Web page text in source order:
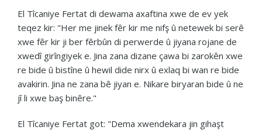
El Tîcaniye Fertat di dewama axaftina xwe de ev yek
teqez kir: "Her me jinek fêr kir me nifş û netewek bi serê
xwe fêr kir ji ber fêrbûn di perwerde û jiyana rojane de
xwedî girîngiyek e. Jina zana dizane çawa bi zarokên xwe
re bide û bistîne û hewil dide nirx û exlaq bi wan re bide
avakirin. Jina ne zana bê jiyan e. Nikare biryaran bide û ne
jî li xwe baş binêre."
El Tîcaniye Fertat got: "Dema xwendekara jin gihaşt